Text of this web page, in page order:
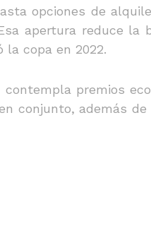
opciones de
apertura reduce la
la copa en 2022.
premios
conjunto, además